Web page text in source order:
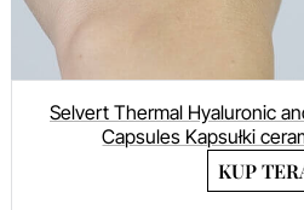
Selvert Thermal Hyaluronic
Capsules Kapsułki
KUP